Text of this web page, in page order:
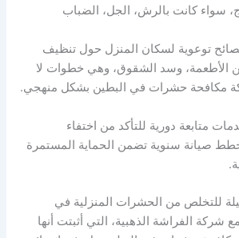
سواء كانت بالرش، الجل، الضباب
توعوية لسكان المنزل حول تنظيف
الأطعمة، وسد الشقوق، وهي خطوات لا
مكافحة حشرات في البطين بشكل منهجي.
متابعة دورية للتأكد من اختفاء
صيانة سنوية تضمن الحماية المستمرة
للتخلص من الحشرات المنزلية في
شركة الفراشة الذهبية، التي أثبتت أنها